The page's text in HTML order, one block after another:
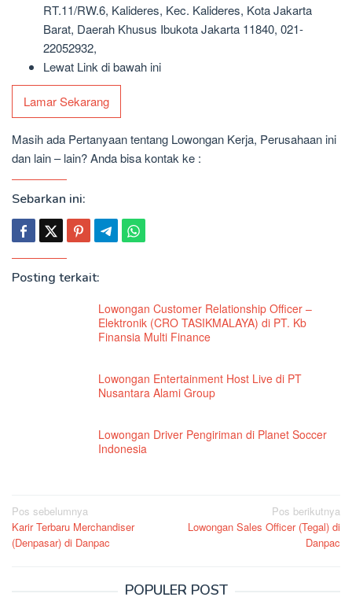
RT.11/RW.6, Kalideres, Kec. Kalideres, Kota Jakarta
Barat, Daerah Khusus Ibukota Jakarta 11840, 021-
22052932,
Lewat Link di bawah ini
Lamar Sekarang
Masih ada Pertanyaan tentang Lowongan Kerja, Perusahaan ini
dan lain – lain? Anda bisa kontak ke :
Sebarkan ini:
Posting terkait:
Lowongan Customer Relationship Officer –
Elektronik (CRO TASIKMALAYA) di PT. Kb
Finansia Multi Finance
Lowongan Entertainment Host Live di PT
Nusantara Alami Group
Lowongan Driver Pengiriman di Planet Soccer
Indonesia
Navigasi
pos
Pos sebelumnya
Karir Terbaru Merchandiser
(Denpasar) di Danpac
Pos berikutnya
Lowongan Sales Officer (Tegal) di
Danpac
POPULER POST